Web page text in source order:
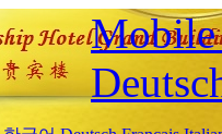
Mobile